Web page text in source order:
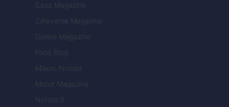
Casa Magazine
Cineverse Magazine
Donne Magazine
Food Blog
Milano Notizie
Motor Magazine
Notizie.it